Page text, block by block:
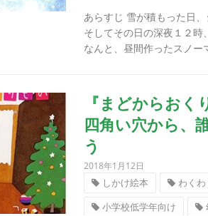
あらすじ 雪が積もった日
そしてその日の深夜１２
なんと、昼間作ったスノー
『まどからお
四角い穴から、
う
2018年1月12日
しかけ絵本 わくわ
小学校低学年向け